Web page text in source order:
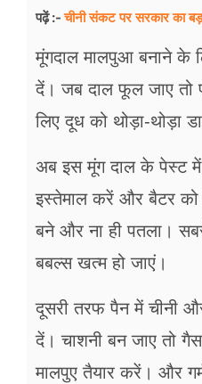
पढ़ें :-चीनी संकट पर सरकार का
मूंगदाल मालपुआ बनाने के
दें। जब दाल फूल जाए तो
लिए दूध को थोड़ा-थोड़ा
अब इस मूंग दाल के पेस्ट
इस्तेमाल करें और बैटर
बने और ना ही पतला।
बबल्स खत्म हो जाएं।
दूसरी तरफ पैन में चीनी
दें। चाशनी बन जाए तो
मालपुए तैयार करें। और